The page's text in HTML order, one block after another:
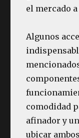
el mercado
Algunos
comodidad
afinador y
ubicar